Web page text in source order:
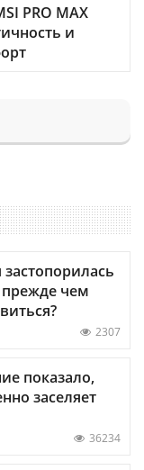
PRO MAX
и
чем
2307
показало,
заселяет
36234